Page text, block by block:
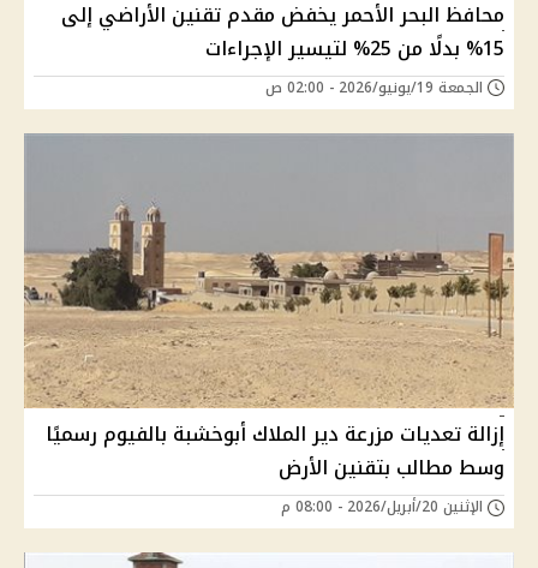
محافظ البحر الأحمر يخفض مقدم تقنين الأراضي إلى
15% بدلًا من 25% لتيسير الإجراءات
الجمعة 19/يونيو/2026 - 02:00 ص
إزالة تعديات مزرعة دير الملاك أبوخشبة بالفيوم رسميًا
وسط مطالب بتقنين الأرض
الإثنين 20/أبريل/2026 - 08:00 م